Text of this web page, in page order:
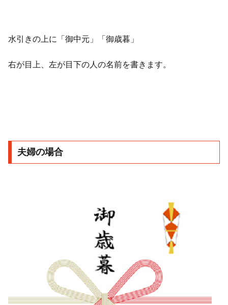
水引きの上に「御中元」「御歳暮」
右が目上、左が目下の人の名前を書きます。
夫婦の場合